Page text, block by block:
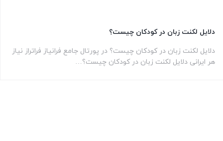
دلایل لکنت زبان در کودکان چیست؟
دلایل لکنت زبان در کودکان چیست؟ در پورتال جامع فرانیاز فراتراز نیاز
هر ایرانی دلایل لکنت زبان در کودکان چیست؟…